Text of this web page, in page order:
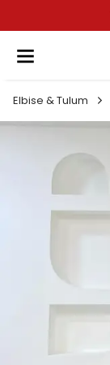
Elbise & Tulum